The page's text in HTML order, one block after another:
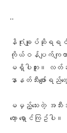
..
နိဂုံးချုပ်ဆိုရရင်
ကိုယ်ဝန်ပျက်ကျတာ (
မရှိပါဘူး။ လ
နာနတ်သီးဖျော်ရ
မမှည့်သေးတဲ့ အသီ
တော့ ရှောင်ကြဥ်ပါ။